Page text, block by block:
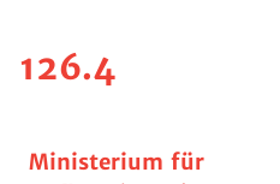
126.4
Ministerium für